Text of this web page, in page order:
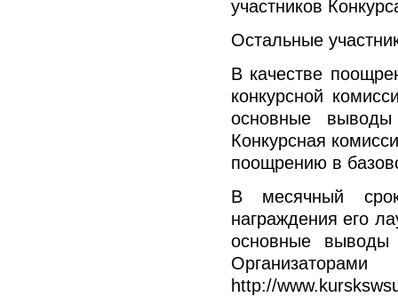
участников
Остальные
В качестве
конкурсной
основные выводы
Конкурсная
поощрению в
В месячный
награждения его
основные выводы
http://